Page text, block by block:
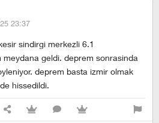
23:37
sindirgi merkezli 6.1
geldi. deprem sonrasinda
deprem basta izmir olmak
hissedildi.